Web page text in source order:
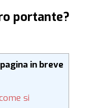
portante?
in breve
si